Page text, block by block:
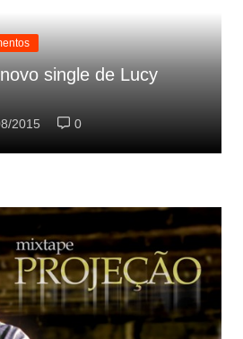
single de Lucy
2015 0